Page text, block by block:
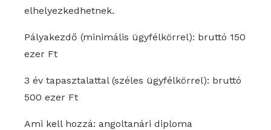
elhelyezkedhetnek.
Pályakezdő (minimális ügyfélkörrel): bruttó 150
ezer Ft
3 év tapasztalattal (széles ügyfélkörrel): bruttó
500 ezer Ft
Ami kell hozzá: angoltanári diploma